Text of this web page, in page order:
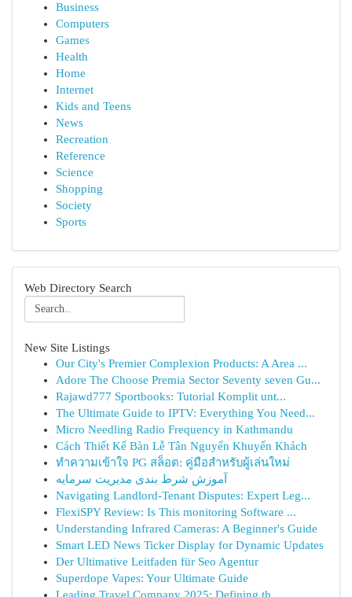
Business
Computers
Games
Health
Home
Internet
Kids and Teens
News
Recreation
Reference
Science
Shopping
Society
Sports
Web Directory Search
New Site Listings
Our City's Premier Complexion Products: A Area ...
Adore The Choose Premia Sector Seventy seven Gu...
Rajawd777 Sportbooks: Tutorial Komplit unt...
The Ultimate Guide to IPTV: Everything You Need...
Micro Needling Radio Frequency in Kathmandu
Cách Thiết Kế Bàn Lễ Tân Nguyến Khuyến Khách
ทำความเข้าใจ PG สล็อต: คู่มือสำหรับผู้เล่นใหม่
آموزش شرط بندی مدیریت سرمایه
Navigating Landlord-Tenant Disputes: Expert Leg...
FlexiSPY Review: Is This monitoring Software ...
Understanding Infrared Cameras: A Beginner's Guide
Smart LED News Ticker Display for Dynamic Updates
Der Ultimative Leitfaden für Seo Agentur
Superdope Vapes: Your Ultimate Guide